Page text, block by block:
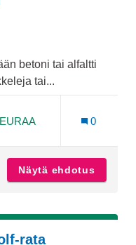
betoni tai alfaltti
tai...
SEURAAJAA 0
Näytä ehdotus
rata